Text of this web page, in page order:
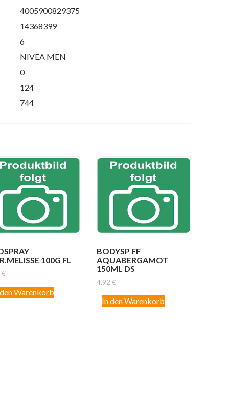
4005900829375
14368399
6
NIVEA MEN
0
124
744
100G FL
€
Warenkorb
BODYSP FF
AQUABERGAMOT
150ML DS
4,92 €
In den Warenkorb